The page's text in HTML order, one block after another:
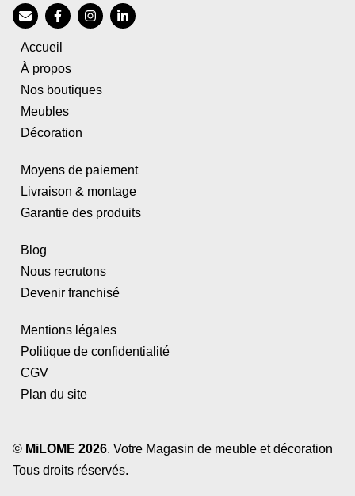
Accueil
À propos
Nos boutiques
Meubles
Décoration
Moyens de paiement
Livraison & montage
Garantie des produits
Blog
Nous recrutons
Devenir franchisé
Mentions légales
Politique de confidentialité
CGV
Plan du site
© MiLOME 2026. Votre Magasin de meuble et décoration
Tous droits réservés.